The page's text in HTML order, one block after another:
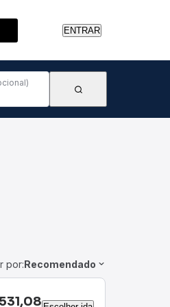
ENTRAR
por:Recomendado
531,08